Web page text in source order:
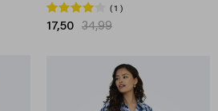
1
17,50 34,99